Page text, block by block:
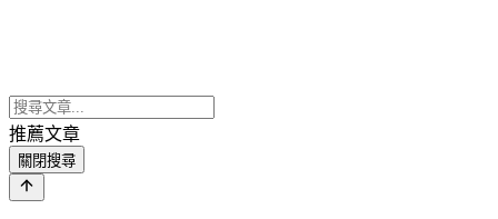
推薦文章
關閉搜尋